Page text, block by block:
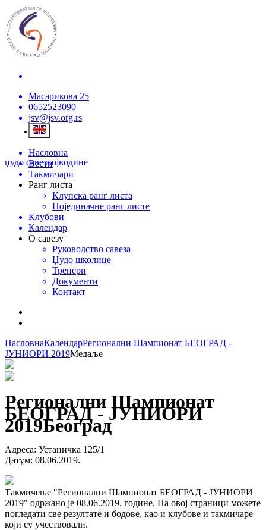
Масарикова 25
0652523090
jsv@jsv.org.rs
џудо савезвојводине
Насловна
Вести
Такмичари
Ранг листа
Клупска ранг листа
Појединачне ранг листе
Клубови
Календар
О савезу
Руководство савеза
Џудо школице
Тренери
Документи
Контакт
НасловнаКалендарРегионални Шампионат БЕОГРАД -
ЈУНИОРИ 2019Медаље
Регионални Шампионат
БЕОГРАД - ЈУНИОРИ
2019Београд
Адреса: Устаничка 125/1
Датум: 08.06.2019.
Такмичење "Регионални Шампионат БЕОГРАД - ЈУНИОРИ
2019" одржано је 08.06.2019. године. На овој страници можете
погледати све резултате и бодове, као и клубове и такмичаре
који су учествовали.